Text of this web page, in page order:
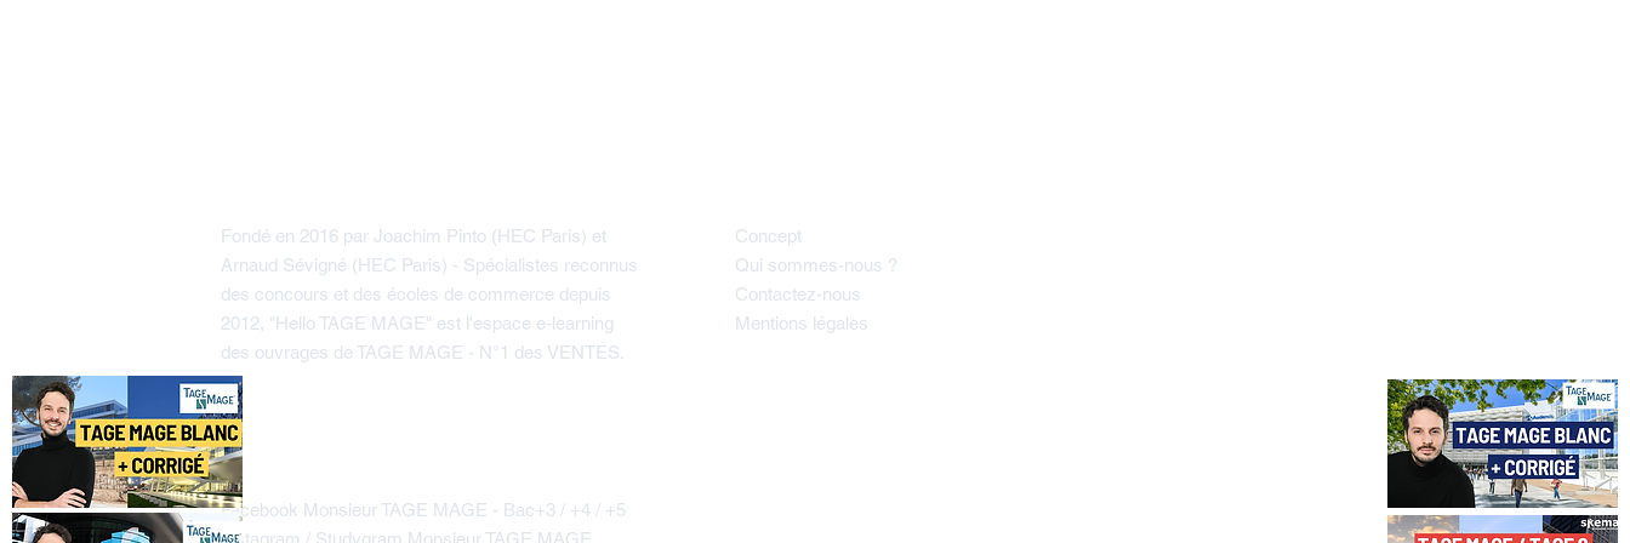
Fondé en 2016 par Joachim Pinto (HEC Paris) et
Arnaud Sévigné (HEC Paris) - Spécialistes reconnus
des concours et des écoles de commerce depuis
2012, "Hello TAGE MAGE" est l'espace e-learning
des ouvrages de TAGE MAGE - N°1 des VENTES.
Concept
Qui sommes-nous ?
Contactez-nous
Mentions légales
Rejoignez nos communautés d'entraide
Facebook Monsieur TAGE MAGE - Bac+3 / +4 / +5
Instagram / Studygram Monsieur TAGE MAGE